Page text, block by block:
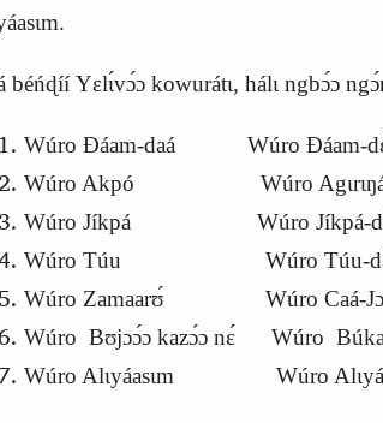
béńɖíí Yɛlɩ́vɔ́ɔ kowurátɩ, hálɩ ngbɔ́ɔ
Wúro Ɖáam-daá Wúro Ɖáam-
Wúro Akpó Wúro Agɩrɩŋá-
Wúro Jíkpá Wúro Jíkpá-
Wúro Túu Wúro Túu-
Wúro Zamaarʊ́ Wúro Caá-
Wúro Bʊjɔɔ́ɔ kazɔ́ɔ nɛ́ Wúro
Wúro Alɩyáasɩm Wúro